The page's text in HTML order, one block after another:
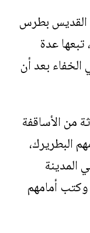
القديس بطرس
تبعها عدة
بعد أن
من الأساقفة
البطريرك،
المدينة
وكتب أمامهم